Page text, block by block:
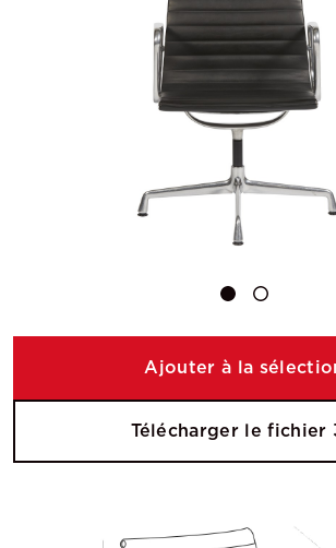
Ajouter à la
Télécharger le fichier